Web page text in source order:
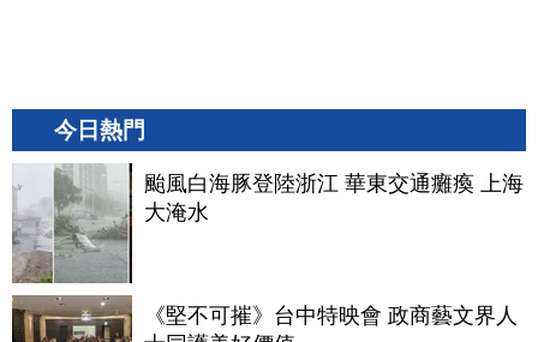
今日熱門
颱風白海豚登陸浙江 華東交通癱瘓 上海
大淹水
《堅不可摧》台中特映會 政商藝文界人